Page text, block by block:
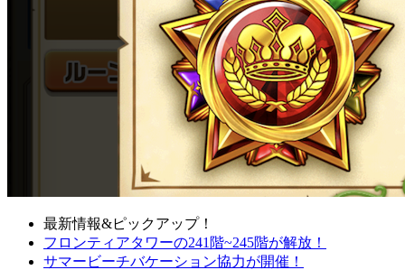
最新情報&ピックアップ！
フロンティアタワーの241階~245階が解放！
サマービーチバケーション協力が開催！